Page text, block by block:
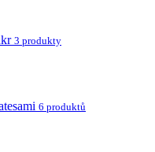
3 produkty
6 produktů